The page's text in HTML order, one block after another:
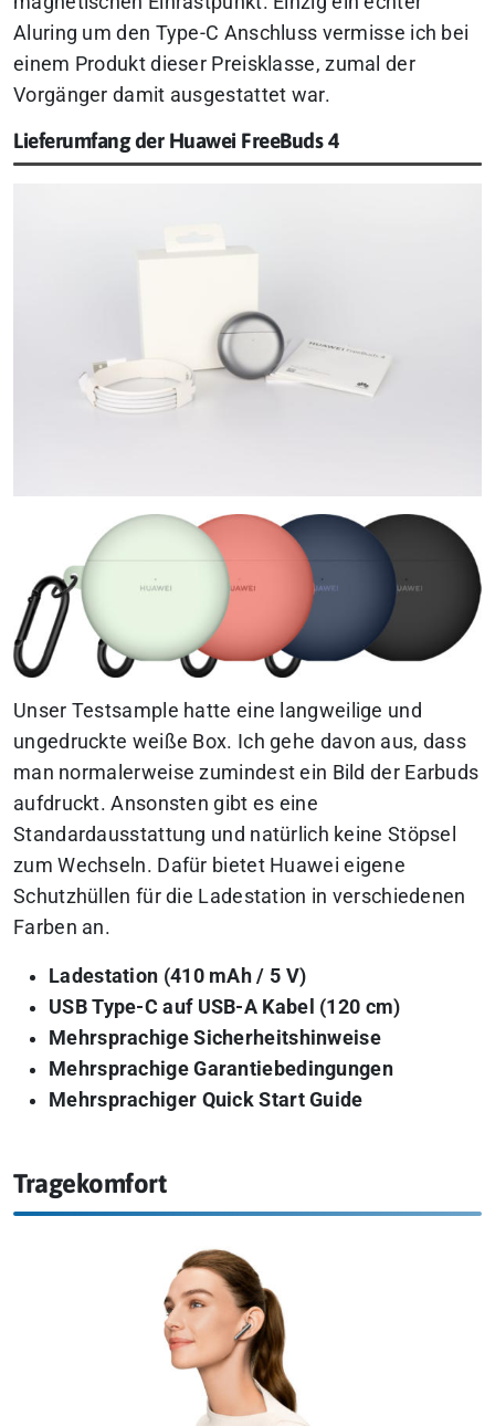
Aluring um den Type-C Anschluss vermisse ich bei
einem Produkt dieser Preisklasse, zumal der
Vorgänger damit ausgestattet war.
Lieferumfang der Huawei FreeBuds 4
Unser Testsample hatte eine langweilige und
ungedruckte weiße Box. Ich gehe davon aus, dass
man normalerweise zumindest ein Bild der Earbuds
aufdruckt. Ansonsten gibt es eine
Standardausstattung und natürlich keine Stöpsel
zum Wechseln. Dafür bietet Huawei eigene
Schutzhüllen für die Ladestation in verschiedenen
Farben an.
Ladestation (410 mAh / 5 V)
USB Type-C auf USB-A Kabel (120 cm)
Mehrsprachige Sicherheitshinweise
Mehrsprachige Garantiebedingungen
Mehrsprachiger Quick Start Guide
Tragekomfort